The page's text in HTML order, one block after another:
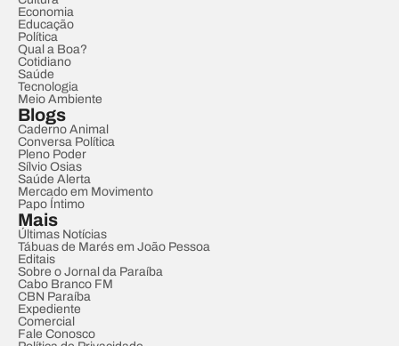
Economia
Educação
Política
Qual a Boa?
Cotidiano
Saúde
Tecnologia
Meio Ambiente
Blogs
Caderno Animal
Conversa Política
Pleno Poder
Sílvio Osias
Saúde Alerta
Mercado em Movimento
Papo Íntimo
Mais
Últimas Notícias
Tábuas de Marés em João Pessoa
Editais
Sobre o Jornal da Paraíba
Cabo Branco FM
CBN Paraíba
Expediente
Comercial
Fale Conosco